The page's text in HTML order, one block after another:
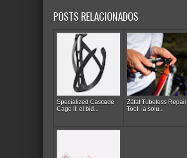
POSTS RELACIONADOS
Specialized Cascade
Cage II: el bid...
Zéfal Tubeless Repair
Tool: la solu...